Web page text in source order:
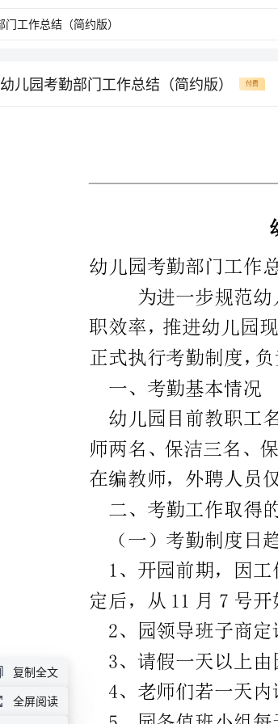
幼儿园考勤部门工作总结（简约版） 付费
一、考勤基本情况
二、考勤工作取得的成绩
（一）考勤制度日趋完善。
复制全文
全屏阅读